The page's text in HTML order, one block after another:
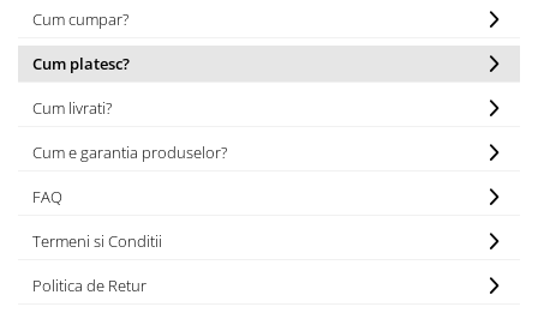
Cum cumpar?
Cum platesc?
Cum livrati?
Cum e garantia produselor?
FAQ
Termeni si Conditii
Politica de Retur